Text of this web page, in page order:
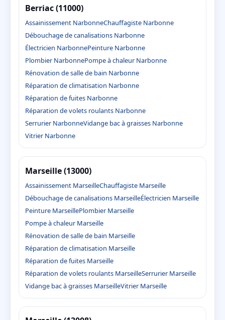
Berriac (11000)
Assainissement NarbonneChauffagiste Narbonne
Débouchage de canalisations Narbonne
Électricien NarbonnePeinture Narbonne
Plombier NarbonnePompe à chaleur Narbonne
Rénovation de salle de bain Narbonne
Réparation de climatisation Narbonne
Réparation de fuites Narbonne
Réparation de volets roulants Narbonne
Serrurier NarbonneVidange bac à graisses Narbonne
Vitrier Narbonne
Marseille (13000)
Assainissement MarseilleChauffagiste Marseille
Débouchage de canalisations MarseilleÉlectricien Marseille
Peinture MarseillePlombier Marseille
Pompe à chaleur Marseille
Rénovation de salle de bain Marseille
Réparation de climatisation Marseille
Réparation de fuites Marseille
Réparation de volets roulants MarseilleSerrurier Marseille
Vidange bac à graisses MarseilleVitrier Marseille